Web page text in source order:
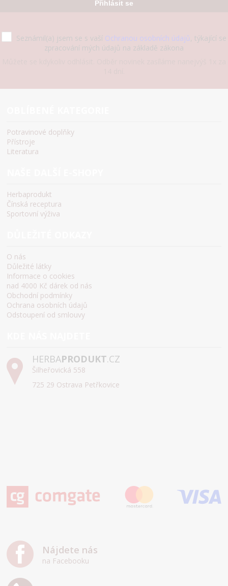
Přihlásit se
Seznámil(a) jsem se s vaší Ochranou osobních údajů, týkající se
zpracování mých údajů na základě zákona
Potravinové doplňky
Přístroje
Literatura
Herbaprodukt
Čínská receptura
Sportovní výživa
O nás
Důležité látky
Informace o cookies
nad 4000 Kč dárek od nás
Obchodní podmínky
Ochrana osobních údajů
Odstoupení od smlouvy
HERBAPRODUKT.CZ
Šilheřovická 558
725 29 Ostrava Petřkovice
Nájdete nás
na Facebooku